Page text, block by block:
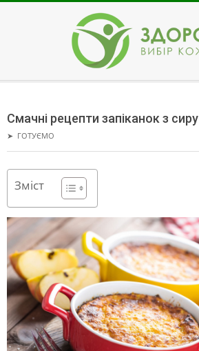
ЗДОРОВ'Я
Menu
Смачні рецепти запіканок з сиру
➤ ГОТУЄМО
Зміст